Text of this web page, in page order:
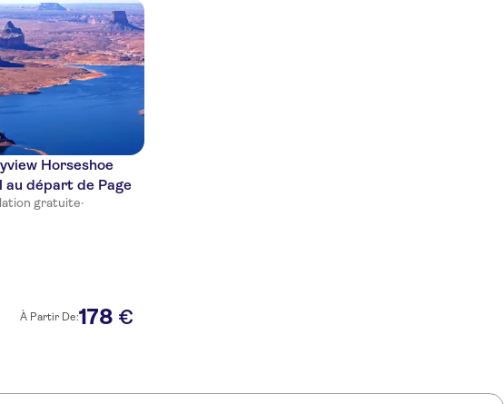
Horseshoe
au départ de Page
gratuite·
À Partir De:178 €